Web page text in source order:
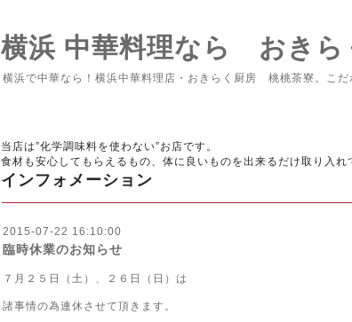
横浜 中華料理なら おき
横浜で中華なら！横浜中華料理店・おきらく厨房 桃桃茶寮。こだ
当店は”化学調味料を使わない”お店です。
食材も安心してもらえるもの、体に良いものを出来るだけ取り入れ
インフォメーション
2015-07-22 16:10:00
臨時休業のお知らせ
７月２５日（土）、２６日（日）は
諸事情の為連休させて頂きます。